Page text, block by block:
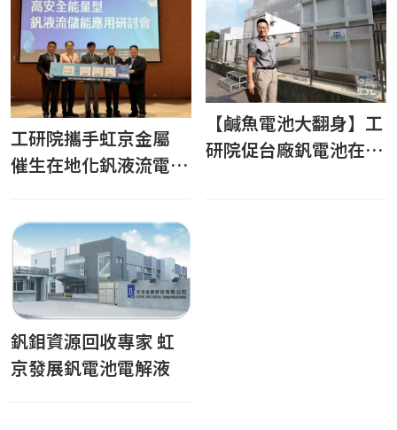
工研院攜手虹京金屬
催生在地化釩液流電池
【鹹魚電池大翻身】工
研院促台廠釩電池在地
釩鉬資源回收專家 虹
京發展釩電池電解液